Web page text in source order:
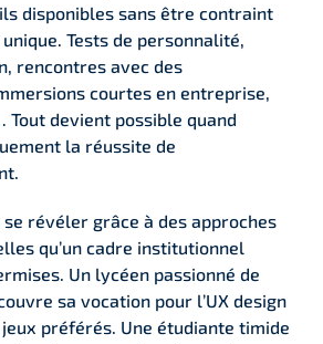
disponibles sans être contraint
Tests de personnalité,
rencontres avec des
courtes en entreprise,
devient possible quand
la réussite de
se révéler grâce à des approches
qu’un cadre institutionnel
Un lycéen passionné de
sa vocation pour l’UX design
préférés. Une étudiante timide